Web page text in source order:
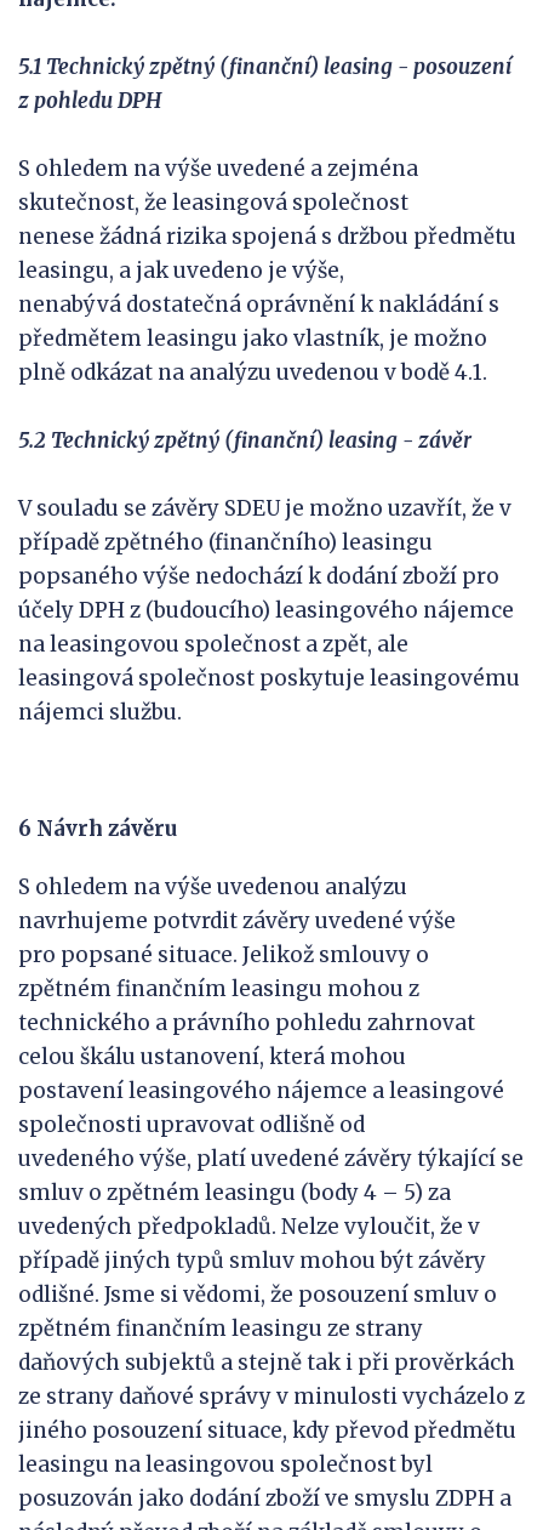
5.1 Technický zpětný (finanční) leasing - posouzení
z pohledu DPH
S ohledem na výše uvedené a zejména
skutečnost, že leasingová společnost
nenese žádná rizika spojená s držbou předmětu
leasingu, a jak uvedeno je výše,
nenabývá dostatečná oprávnění k nakládání s
předmětem leasingu jako vlastník, je možno
plně odkázat na analýzu uvedenou v bodě 4.1.
5.2 Technický zpětný (finanční) leasing - závěr
V souladu se závěry SDEU je možno uzavřít, že v
případě zpětného (finančního) leasingu
popsaného výše nedochází k dodání zboží pro
účely DPH z (budoucího) leasingového nájemce
na leasingovou společnost a zpět, ale
leasingová společnost poskytuje leasingovému
nájemci službu.
6 Návrh závěru
S ohledem na výše uvedenou analýzu
navrhujeme potvrdit závěry uvedené výše
pro popsané situace. Jelikož smlouvy o
zpětném finančním leasingu mohou z
technického a právního pohledu zahrnovat
celou škálu ustanovení, která mohou
postavení leasingového nájemce a leasingové
společnosti upravovat odlišně od
uvedeného výše, platí uvedené závěry týkající se
smluv o zpětném leasingu (body 4 – 5) za
uvedených předpokladů. Nelze vyloučit, že v
případě jiných typů smluv mohou být závěry
odlišné. Jsme si vědomi, že posouzení smluv o
zpětném finančním leasingu ze strany
daňových subjektů a stejně tak i při prověrkách
ze strany daňové správy v minulosti vycházelo z
jiného posouzení situace, kdy převod předmětu
leasingu na leasingovou společnost byl
posuzován jako dodání zboží ve smyslu ZDPH a